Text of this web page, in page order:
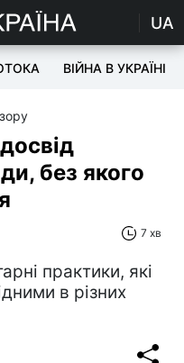
UA
ВІЙНА В УКРАЇНІ
без якого
7 хв
практики, які
в різних